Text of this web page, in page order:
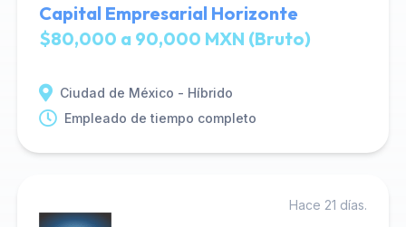
Capital Empresarial Horizonte
$80,000 a 90,000 MXN (Bruto)
Ciudad de México - Híbrido
Empleado de tiempo completo
Hace 21 días.